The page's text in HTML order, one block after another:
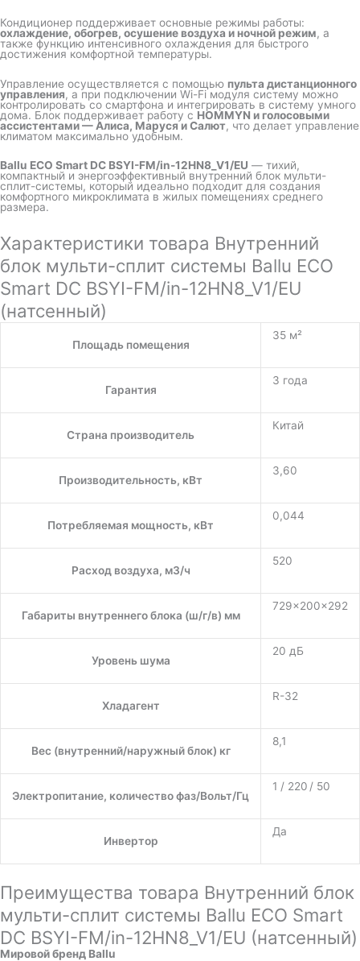
Кондиционер поддерживает основные режимы работы:
охлаждение, обогрев, осушение воздуха и ночной режим, а
также функцию интенсивного охлаждения для быстрого
достижения комфортной температуры.
Управление осуществляется с помощью пульта дистанционного
управления, а при подключении Wi-Fi модуля систему можно
контролировать со смартфона и интегрировать в систему умного
дома. Блок поддерживает работу с HOMMYN и голосовыми
ассистентами — Алиса, Маруся и Салют, что делает управление
климатом максимально удобным.
Ballu ECO Smart DC BSYI-FM/in-12HN8_V1/EU — тихий,
компактный и энергоэффективный внутренний блок мульти-
сплит-системы, который идеально подходит для создания
комфортного микроклимата в жилых помещениях среднего
размера.
Характеристики товара Внутренний
блок мульти-сплит системы Ballu ECO
Smart DC BSYI-FM/in-12HN8_V1/EU
(натсенный)
Площадь помещения
35 м²
Гарантия
3 года
Страна производитель
Китай
Производительность, кВт
3,60
Потребляемая мощность, кВт
0,044
Расход воздуха, м3/ч
520
Габариты внутреннего блока (ш/г/в) мм
729×200×292
Уровень шума
20 дБ
Хладагент
R-32
Вес (внутренний/наружный блок) кг
8,1
Электропитание, количество фаз/Вольт/Гц
1 / 220 / 50
Инвертор
Да
Преимущества товара Внутренний блок
мульти-сплит системы Ballu ECO Smart
DC BSYI-FM/in-12HN8_V1/EU (натсенный)
Мировой бренд Ballu